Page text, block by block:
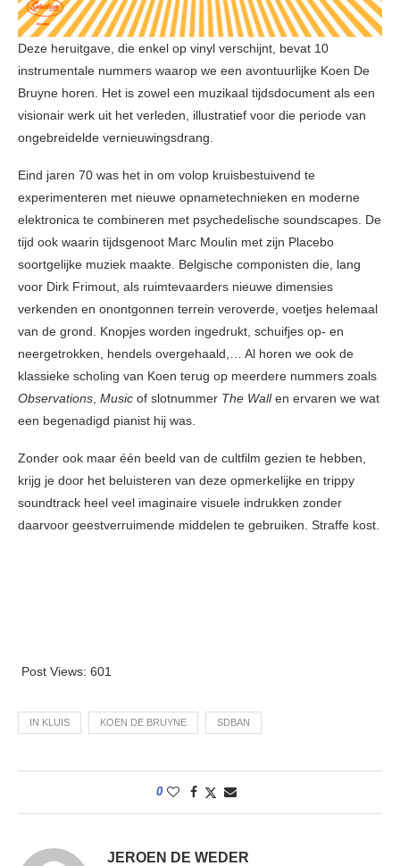
Deze heruitgave, die enkel op vinyl verschijnt, bevat 10
instrumentale nummers waarop we een avontuurlijke Koen De
Bruyne horen. Het is zowel een muzikaal tijdsdocument als een
visionair werk uit het verleden, illustratief voor die periode van
ongebreidelde vernieuwingsdrang.
Eind jaren 70 was het in om volop kruisbestuivend te
experimenteren met nieuwe opnametechnieken en moderne
elektronica te combineren met psychedelische soundscapes. De
tijd ook waarin tijdsgenoot Marc Moulin met zijn Placebo
soortgelijke muziek maakte. Belgische componisten die, lang
voor Dirk Frimout, als ruimtevaarders nieuwe dimensies
verkenden en onontgonnen terrein veroverde, voetjes helemaal
van de grond. Knopjes worden ingedrukt, schuifjes op- en
neergetrokken, hendels overgehaald,… Al horen we ook de
klassieke scholing van Koen terug op meerdere nummers zoals
Observations, Music of slotnummer The Wallen ervaren we wat
een begenadigd pianist hij was.
Zonder ook maar één beeld van de cultfilm gezien te hebben,
krijg je door het beluisteren van deze opmerkelijke en trippy
soundtrack heel veel imaginaire visuele indrukken zonder
daarvoor geestverruimende middelen te gebruiken. Straffe kost.
Post Views: 601
IN KLUIS KOEN DE BRUYNE SDBAN
0
JEROEN DE WEDER